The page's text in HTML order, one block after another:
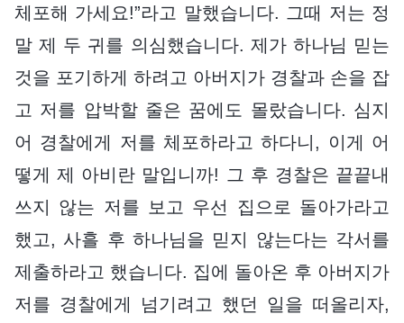
체포해 가세요!”라고 말했습니다. 그때 저는 정
말 제 두 귀를 의심했습니다. 제가 하나님 믿는
것을 포기하게 하려고 아버지가 경찰과 손을 잡
고 저를 압박할 줄은 꿈에도 몰랐습니다. 심지
어 경찰에게 저를 체포하라고 하다니, 이게 어
떻게 제 아비란 말입니까! 그 후 경찰은 끝끝내
쓰지 않는 저를 보고 우선 집으로 돌아가라고
했고, 사흘 후 하나님을 믿지 않는다는 각서를
제출하라고 했습니다. 집에 돌아온 후 아버지가
저를 경찰에게 넘기려고 했던 일을 떠올리자,